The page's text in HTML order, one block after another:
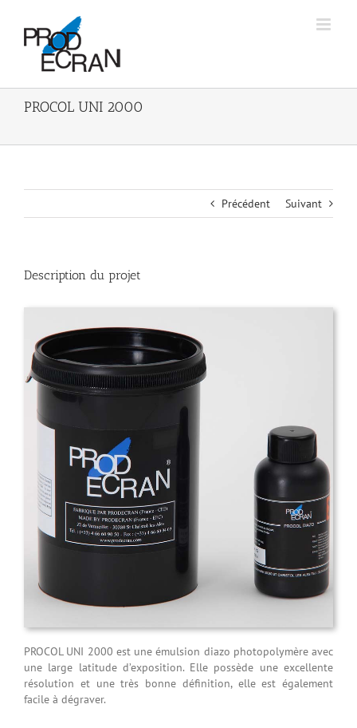
contenu
PROCOL UNI 2000
Précédent Suivant
Description du projet
PROCOL UNI 2000 est une émulsion diazo photopolymère avec
une large latitude d’exposition. Elle possède une excellente
résolution et une très bonne définition, elle est également
facile à dégraver.